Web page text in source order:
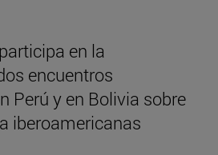
en la
encuentros
Perú y en Bolivia sobre
iberoamericanas